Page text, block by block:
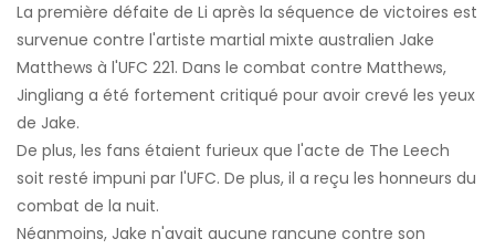
La première défaite de Li après la séquence de victoires est
survenue contre l'artiste martial mixte australien Jake
Matthews à l'UFC 221. Dans le combat contre Matthews,
Jingliang a été fortement critiqué pour avoir crevé les yeux
de Jake.
De plus, les fans étaient furieux que l'acte de The Leech
soit resté impuni par l'UFC. De plus, il a reçu les honneurs du
combat de la nuit.
Néanmoins, Jake n'avait aucune rancune contre son